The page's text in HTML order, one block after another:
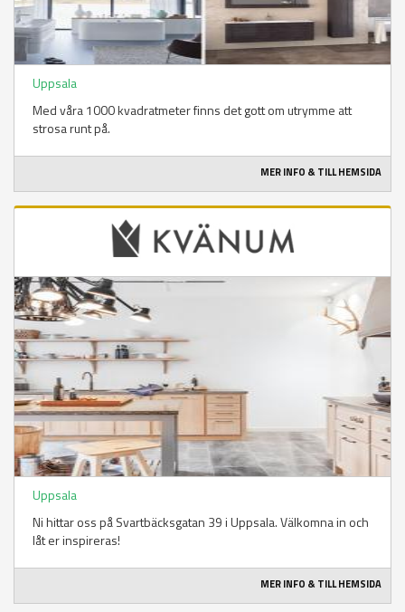
Uppsala
Med våra 1000 kvadratmeter finns det gott om utrymme att
strosa runt på.
MER INFO & TILL HEMSIDA
Uppsala
Ni hittar oss på Svartbäcksgatan 39 i Uppsala. Välkomna in och
låt er inspireras!
MER INFO & TILL HEMSIDA